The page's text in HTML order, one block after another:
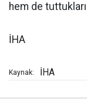
hem de
İHA
Kaynak: İHA